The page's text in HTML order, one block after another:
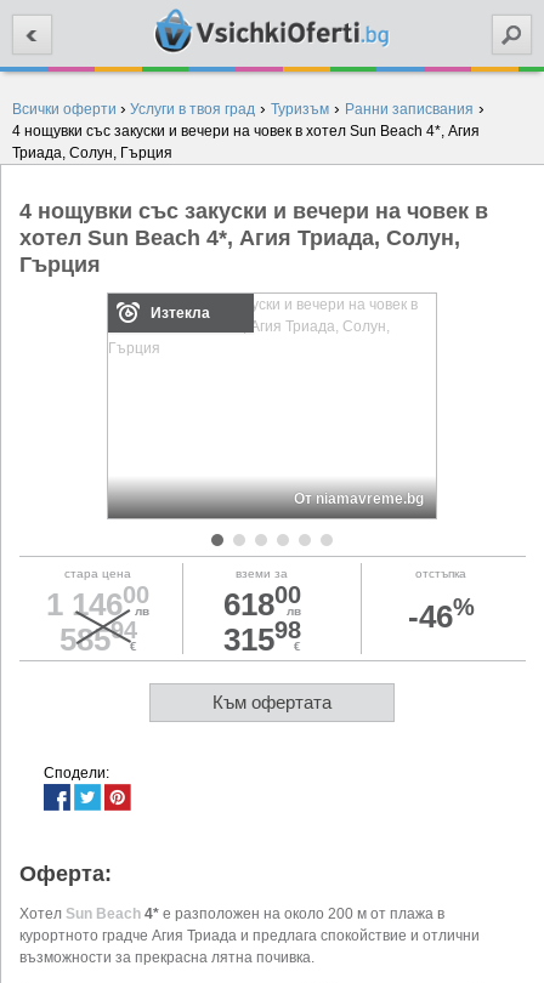
Всички оферти › Услуги в твоя град › Туризъм › Ранни записвания ›
4 нощувки със закуски и вечери на човек в хотел Sun Beach 4*, Агия
Триада, Солун, Гърция
4 нощувки със закуски и вечери на човек в
хотел Sun Beach 4*, Агия Триада, Солун,
Гърция
Изтекла
4 5 6
От niamavreme.bg
стара цена
1 14600
лв
58594
€
вземи за
61800
лв
31598
€
отстъпка
-46%
Към офертата
Сподели:
Оферта:
Хотел Sun Beach 4* е разположен на около 200 м от плажа в
курортното градче Агия Триада и предлага спокойствие и отлични
възможности за прекрасна лятна почивка.